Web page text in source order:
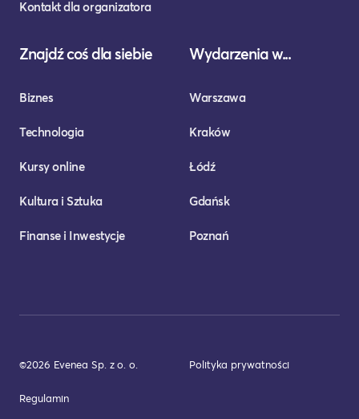
Kontakt dla organizatora
Znajdź coś dla siebie
Biznes
Technologia
Kursy online
Kultura i Sztuka
Finanse i Inwestycje
Wydarzenia w...
Warszawa
Kraków
Łódź
Gdańsk
Poznań
©2026 Evenea Sp. z o. o. Polityka prywatności
Regulamin